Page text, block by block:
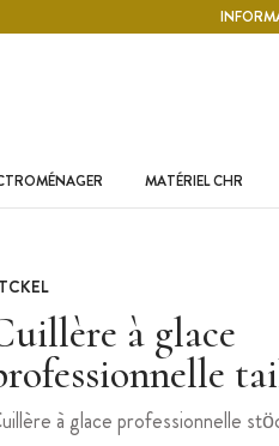
MATÉRIEL CHR
à glace
à glace professionnelle